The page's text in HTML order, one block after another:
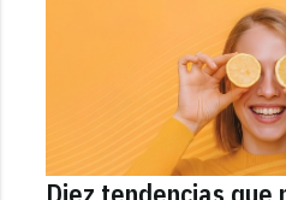
Diez tendencias